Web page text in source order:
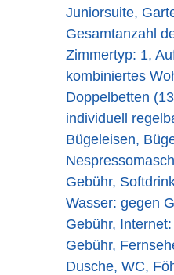
Juniorsuite,
Gesamtanzahl
Zimmertyp: 1,
kombiniertes
Doppelbetten
individuell
Bügeleisen,
Gebühr,
Wasser: gegen
Gebühr,
Gebühr,
Dusche, WC,